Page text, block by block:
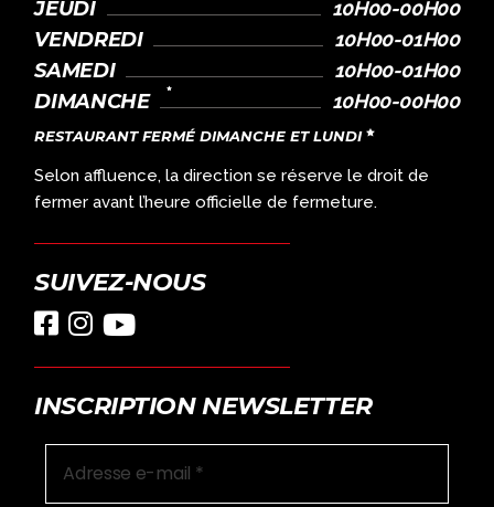
JEUDI 10H00-00H00
VENDREDI 10H00-01H00
SAMEDI 10H00-01H00
DIMANCHE 10H00-00H00
RESTAURANT FERMÉ DIMANCHE ET LUNDI
Selon affluence, la direction se réserve le droit de
fermer avant l’heure officielle de fermeture.
SUIVEZ-NOUS
INSCRIPTION NEWSLETTER